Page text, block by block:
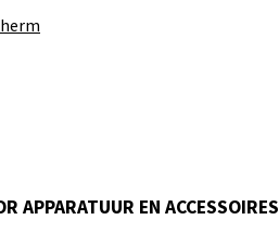
APPARATUUR EN ACCESSOIRES